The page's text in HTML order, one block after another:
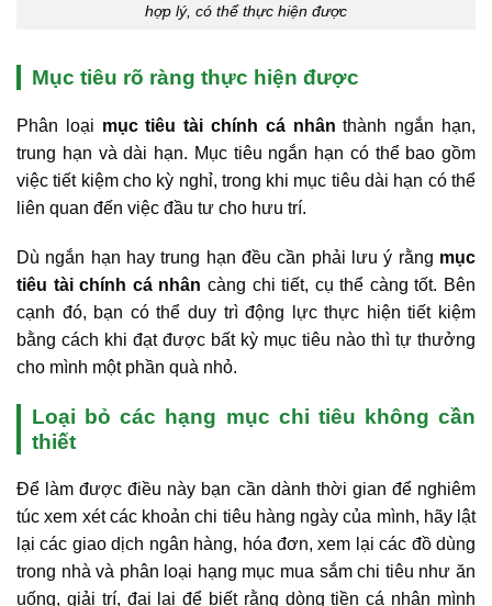
hợp lý, có thể thực hiện được
Mục tiêu rõ ràng thực hiện được
Phân loại mục tiêu tài chính cá nhân thành ngắn hạn,
trung hạn và dài hạn. Mục tiêu ngắn hạn có thể bao gồm
việc tiết kiệm cho kỳ nghỉ, trong khi mục tiêu dài hạn có thể
liên quan đến việc đầu tư cho hưu trí.
Dù ngắn hạn hay trung hạn đều cần phải lưu ý rằng mục
tiêu tài chính cá nhân càng chi tiết, cụ thể càng tốt. Bên
cạnh đó, bạn có thể duy trì động lực thực hiện tiết kiệm
bằng cách khi đạt được bất kỳ mục tiêu nào thì tự thưởng
cho mình một phần quà nhỏ.
Loại bỏ các hạng mục chi tiêu không cần
thiết
Để làm được điều này bạn cần dành thời gian để nghiêm
túc xem xét các khoản chi tiêu hàng ngày của mình, hãy lật
lại các giao dịch ngân hàng, hóa đơn, xem lại các đồ dùng
trong nhà và phân loại hạng mục mua sắm chi tiêu như ăn
uống, giải trí, đai lại để biết rằng dòng tiền cá nhân mình